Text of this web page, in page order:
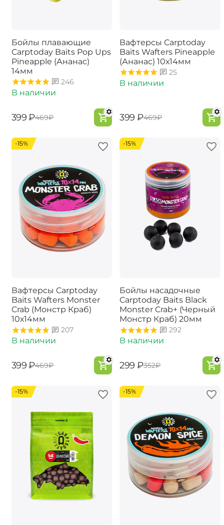
Бойлы плавающие
Carptoday Baits Pop Ups
Pineapple (Ананас)
14мм
246
В наличии
‍399‍ ₽‍469‍₽
Вафтерсы Carptoday
Baits Wafters Pineapple
(Ананас) 10х14мм
25
В наличии
‍399‍ ₽‍469‍₽
-15%
Вафтерсы Carptoday
Baits Wafters Monster
Crab (Монстр Краб)
10х14мм
207
В наличии
‍399‍ ₽‍469‍₽
-15%
Бойлы насадочные
Carptoday Baits Black
Monster Crab+ (Черный
Монстр Краб) 20мм
292
В наличии
‍299‍ ₽‍352‍₽
-15% -15%